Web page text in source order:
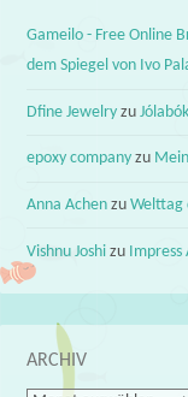
Gameilo - Free Online
dem Spiegel von Ivo
Dfine Jewelry zu
epoxy company zu
Anna Achen zuWelttag
Vishnu Joshi zu Impress
ARCHIV